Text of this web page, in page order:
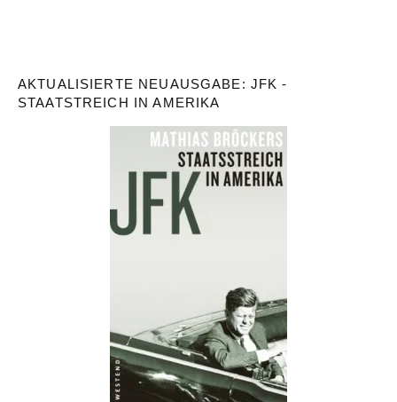
AKTUALISIERTE NEUAUSGABE: JFK -
STAATSTREICH IN AMERIKA